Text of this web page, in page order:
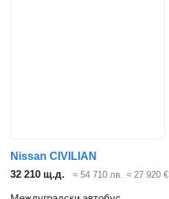
Nissan CIVILIAN
32 210 щ.д.
≈ 54 710 лв. ≈ 27 920 €